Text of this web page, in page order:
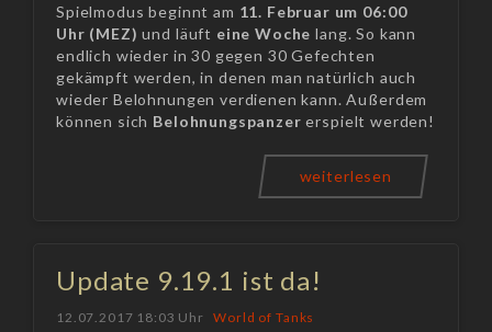
Spielmodus beginnt am 11. Februar um 06:00
Uhr (MEZ) und läuft eine Woche lang. So kann
endlich wieder in 30 gegen 30 Gefechten
gekämpft werden, in denen man natürlich auch
wieder Belohnungen verdienen kann. Außerdem
können sich Belohnungspanzer erspielt werden!
weiterlesen
Update 9.19.1 ist da!
12.07.2017 18:03 Uhr World of Tanks